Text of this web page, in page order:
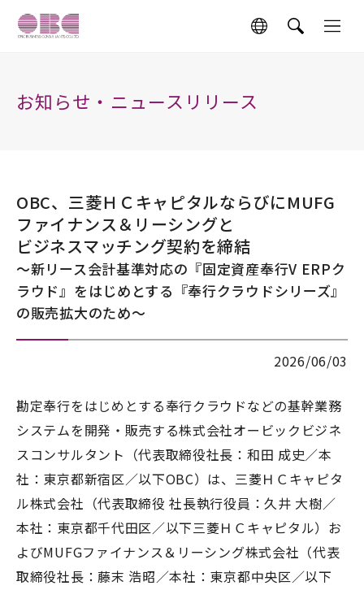
お知らせ・ニュースリリース
OBC、三菱ＨＣキャピタルならびにMUFG
ファイナンス＆リーシングと
ビジネスマッチング契約を締結
～新リース会計基準対応の『固定資産奉行V ERPク
ラウド』をはじめとする『奉行クラウドシリーズ』
の販売拡大のため～
2026/06/03
勘定奉行をはじめとする奉行クラウドなどの基幹業務
システムを開発・販売する株式会社オービックビジネ
スコンサルタント（代表取締役社長：和田 成史／本
社：東京都新宿区／以下OBC）は、三菱ＨＣキャピタ
ル株式会社（代表取締役 社長執行役員：久井 大樹／
本社：東京都千代田区／以下三菱ＨＣキャピタル）お
よびMUFGファイナンス＆リーシング株式会社（代表
取締役社長：藤末 浩昭／本社：東京都中央区／以下